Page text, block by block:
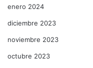
enero 2024
diciembre 2023
noviembre 2023
octubre 2023